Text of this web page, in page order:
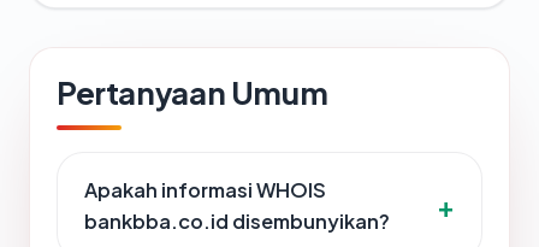
Pertanyaan Umum
Apakah informasi WHOIS
bankbba.co.id disembunyikan?